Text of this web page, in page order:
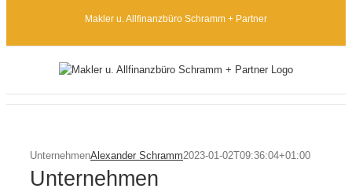
Makler u. Allfinanzbüro Schramm + Partner
UnternehmenAlexander Schramm2023-01-02T09:36:04+01:00
Unternehmen